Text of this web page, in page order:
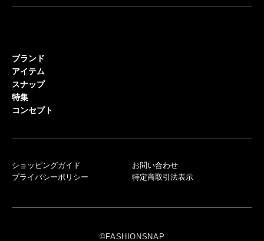
ブランド
アイテム
スナップ
特集
コンセプト
ショッピングガイド
プライバシーポリシー
お問い合わせ
特定商取引法表示
©FASHIONSNAP